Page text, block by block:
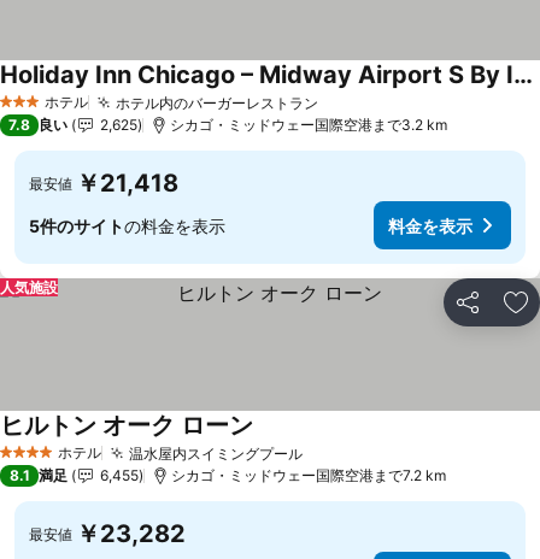
3 ホテルのランク
ホテル ホテル内のバーガーレストラン
Holiday Inn Chicago – Midway Airport S By Ihg
料金を表示
7.8 良い 2,625 シカゴ・ミッドウェー国際空港まで3.2 km
最安値 ￥21,418
5件のサイトの料金を表示 料金を表示
シェア お
人気施設
4 ホテルのランク
ホテル 温水屋内スイミングプール料金を表示
ヒルトン オーク ローン
8.1 満足 6,455 シカゴ・ミッドウェー国際空港まで7.2 km
最安値 ￥23,282